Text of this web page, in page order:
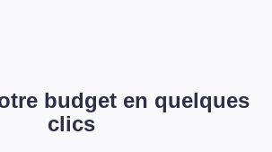
budget en quelques
clics